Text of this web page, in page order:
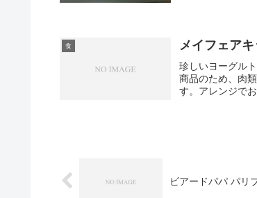
食 メイフェア
珍しいヨーグル
商品のため、肉
す。アレンジで
ビアードパパ パリ